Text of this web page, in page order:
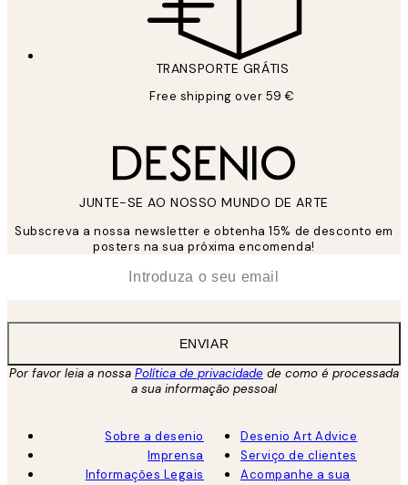
TRANSPORTE GRÁTIS
Free shipping over 59 €
JUNTE-SE AO NOSSO MUNDO DE ARTE
Subscreva a nossa newsletter e obtenha 15% de desconto em
posters na sua próxima encomenda!
ENVIAR
Por favor leia a nossa Política de privacidade de como é processada
a sua informação pessoal
Sobre a desenio
Imprensa
Informações Legais
Desenio Art Advice
Serviço de clientes
Acompanhe a sua